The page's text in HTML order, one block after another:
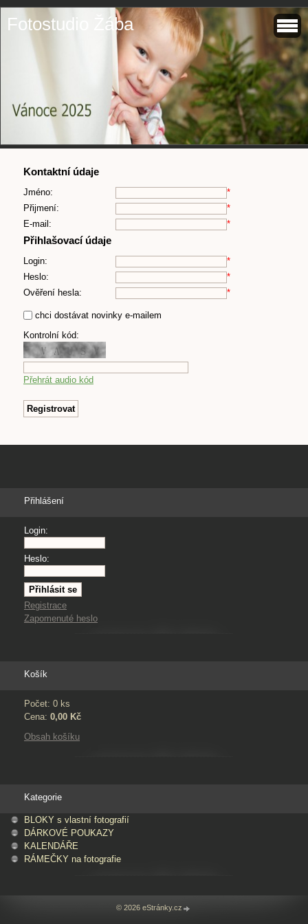
Fotostudio Žába
Kontaktní údaje
Jméno:
*
Přijmení:
*
E-mail:
*
Přihlašovací údaje
Login:
*
Heslo:
*
Ověření hesla:
*
chci dostávat novinky e-mailem
Kontrolní kód:
Přehrát audio kód
Přihlášení
Login:
Heslo:
Registrace
Zapomenuté heslo
Košík
Počet: 0 ks
Cena: 0,00 Kč
Obsah košíku
Kategorie
BLOKY s vlastní fotografií
DÁRKOVÉ POUKAZY
KALENDÁŘE
RÁMEČKY na fotografie
© 2026 eStránky.cz